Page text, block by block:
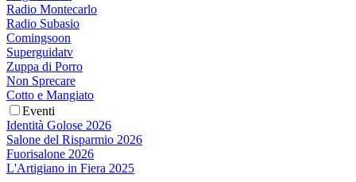
Radio Montecarlo
Radio Subasio
Comingsoon
Superguidatv
Zuppa di Porro
Non Sprecare
Cotto e Mangiato
Eventi
Identità Golose 2026
Salone del Risparmio 2026
Fuorisalone 2026
L'Artigiano in Fiera 2025